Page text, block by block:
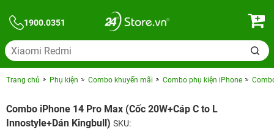
1900.0351
Trang chủ Phụ kiện Combo khuyến mãi Combo phụ kiện iPhone
Combo iPhone 14 Pro Max (Cốc 20W+Cáp C to L
Innostyle+Dán Kingbull) SKU: